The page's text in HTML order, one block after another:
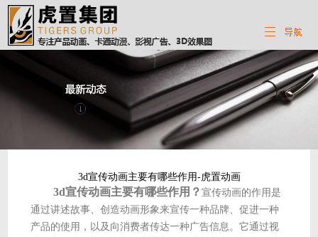
3d宣传动画主要有哪些作用-虎置动画
3d宣传动画主要有哪些作用？宣传动画的作用是
通过讲述故事、创造动画形象来宣传一种品牌、促进一种
产品的使用，以及向消费者传达一种广告信息。它通过视